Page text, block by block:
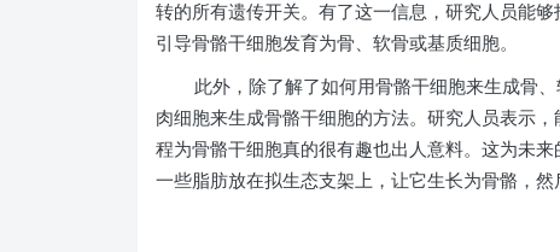
转的所有遗传开关。有了这一信息，研究人员能
引导骨骼干细胞发育为骨、软骨或基质细胞。
此外，除了解了如何用骨骼干细胞来生成骨
肉细胞来生成骨骼干细胞的方法。研究人员表示
程为骨骼干细胞真的很有趣也出人意料。这为未
一些脂肪放在拟生态支架上，让它生长为骨骼，